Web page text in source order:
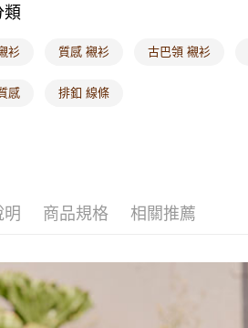
類
衫 質感 襯衫 古巴領 襯衫
感 排釦 線條
明 商品規格 相關推薦